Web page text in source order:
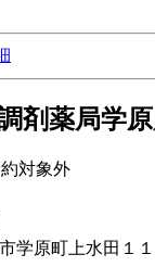
剤薬局学
対象外
学原町上水田１１